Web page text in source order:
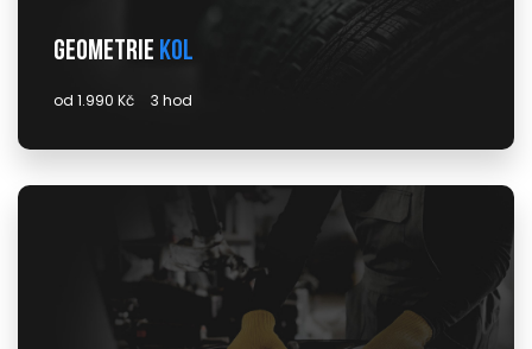
Geometrie kol
od 1.990 Kč 3 hod